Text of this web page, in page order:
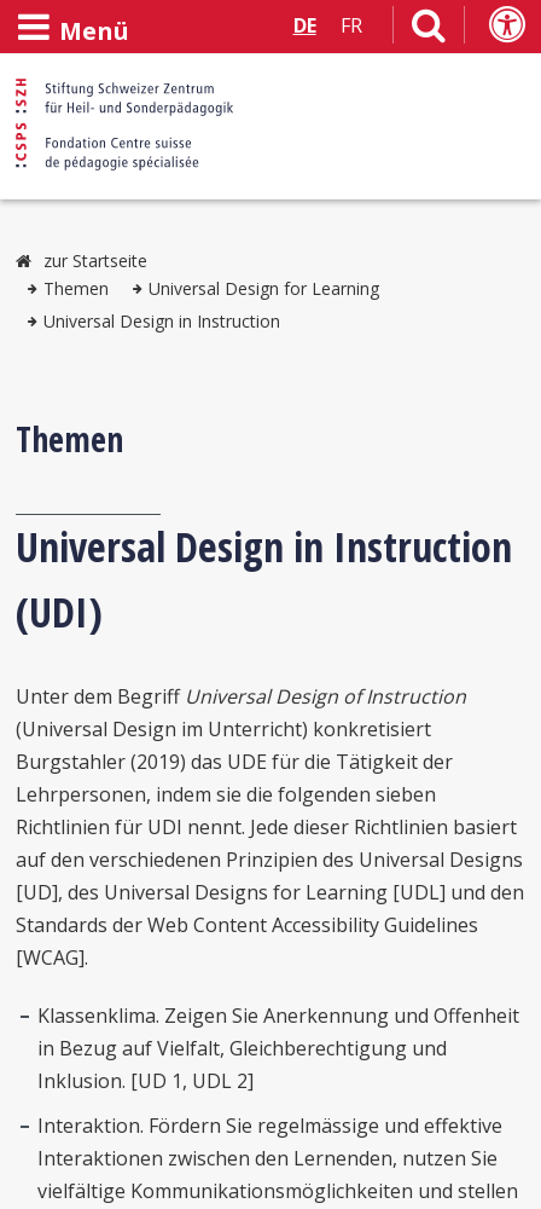
Menü DE FR
zur Startseite
Themen
Universal Design for Learning
Universal Design in Instruction
Themen
Universal Design in Instruction
(UDI)
Unter dem Begriff Universal Design of Instruction
(Universal Design im Unterricht) konkretisiert
Burgstahler (2019) das UDE für die Tätigkeit der
Lehrpersonen, indem sie die folgenden sieben
Richtlinien für UDI nennt. Jede dieser Richtlinien basiert
auf den verschiedenen Prinzipien des Universal Designs
[UD], des Universal Designs for Learning [UDL] und den
Standards der Web Content Accessibility Guidelines
[WCAG].
Klassenklima. Zeigen Sie Anerkennung und Offenheit
in Bezug auf Vielfalt, Gleichberechtigung und
Inklusion. [UD 1, UDL 2]
Interaktion. Fördern Sie regelmässige und effektive
Interaktionen zwischen den Lernenden, nutzen Sie
vielfältige Kommunikationsmöglichkeiten und stellen